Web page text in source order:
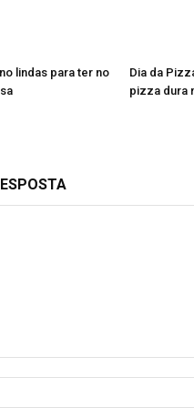
lindas para ter no
Dia da
pizza dura